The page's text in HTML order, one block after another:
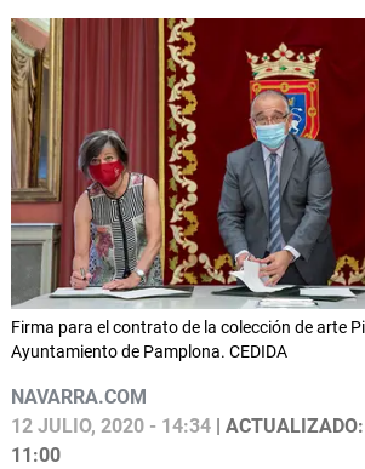
Firma para el contrato de la colección de arte
Ayuntamiento de Pamplona. CEDIDA
NAVARRA.COM
12 JULIO, 2020 - 14:34 |
11:00